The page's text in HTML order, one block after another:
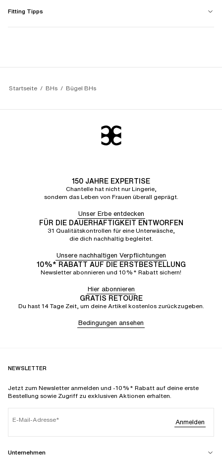
Fitting Tipps
Startseite BHs Bügel BHs
150 JAHRE EXPERTISE
Chantelle hat nicht nur Lingerie,
sondern das Leben von Frauen überall geprägt.
Unser Erbe entdecken
FÜR DIE DAUERHAFTIGKEIT ENTWORFEN
31 Qualitätskontrollen für eine Unterwäsche,
die dich nachhaltig begleitet.
Unsere nachhaltigen Verpflichtungen
10%* RABATT AUF DIE ERSTBESTELLUNG
Newsletter abonnieren und 10%* Rabatt sichern!
Hier abonnieren
GRATIS RETOURE
Du hast 14 Tage Zeit, um deine Artikel kostenlos zurückzugeben.
Bedingungen ansehen
NEWSLETTER
Jetzt zum Newsletter anmelden und -10%* Rabatt auf deine erste
Bestellung sowie Zugriff zu exklusiven Aktionen erhalten.
E-Mail-Adresse Anmelden
Unternehmen